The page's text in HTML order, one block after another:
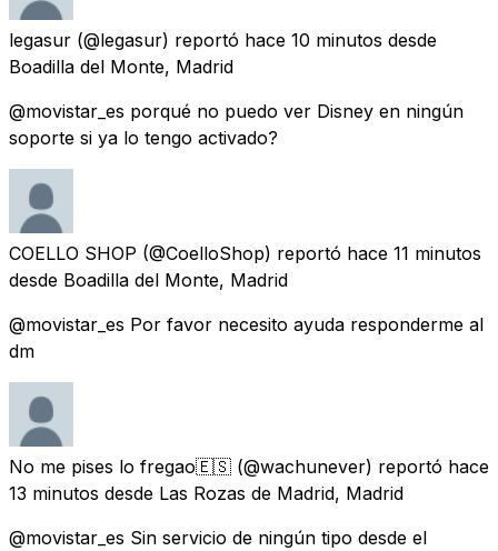
legasur (@legasur) reportó hace 10 minutos desde
Boadilla del Monte, Madrid
@movistar_es porqué no puedo ver Disney en ningún
soporte si ya lo tengo activado?
COELLO SHOP (@CoelloShop) reportó hace 11 minutos
desde Boadilla del Monte, Madrid
@movistar_es Por favor necesito ayuda responderme al
dm
No me pises lo fregao🇪🇸 (@wachunever) reportó hace
13 minutos desde Las Rozas de Madrid, Madrid
@movistar_es Sin servicio de ningún tipo desde el